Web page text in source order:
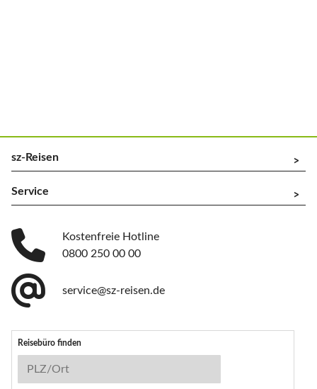
sz-Reisen ^
Service ^
Kostenfreie Hotline
0800 250 00 00
service@sz-reisen.de
Reisebüro finden
Reisebüro-Suche
PLZ/Ort